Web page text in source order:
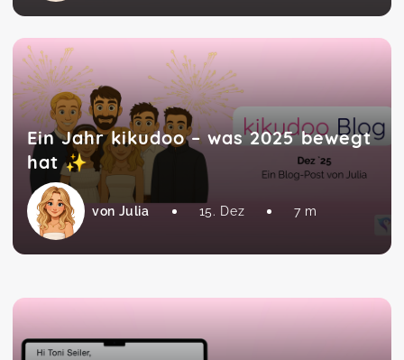
Ein Jahr kikudoo – was 2025 bewegt
hat ✨
von Julia 15. Dez 7 m